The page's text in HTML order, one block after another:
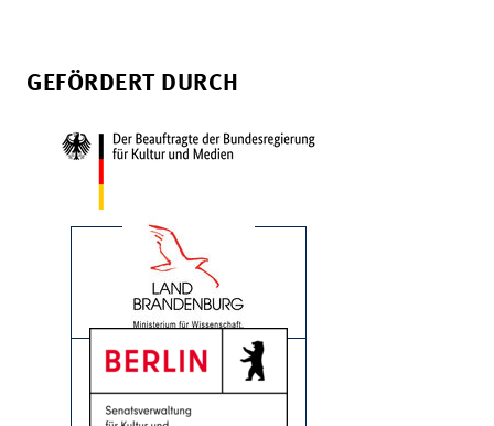
GEFÖRDERT DURCH